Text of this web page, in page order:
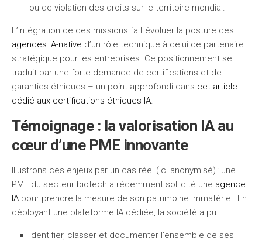
ou de violation des droits sur le territoire mondial.
L’intégration de ces missions fait évoluer la posture des
agences IA-native d’un rôle technique à celui de partenaire
stratégique pour les entreprises. Ce positionnement se
traduit par une forte demande de certifications et de
garanties éthiques – un point approfondi dans cet article
dédié aux certifications éthiques IA.
Témoignage : la valorisation IA au
cœur d’une PME innovante
Illustrons ces enjeux par un cas réel (ici anonymisé) : une
PME du secteur biotech a récemment sollicité une agence
IA pour prendre la mesure de son patrimoine immatériel. En
déployant une plateforme IA dédiée, la société a pu :
Identifier, classer et documenter l’ensemble de ses